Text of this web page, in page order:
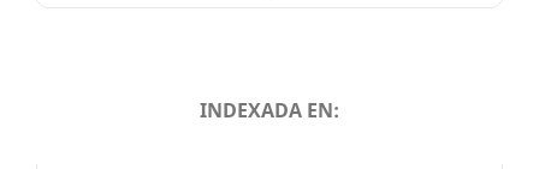
INDEXADA EN: